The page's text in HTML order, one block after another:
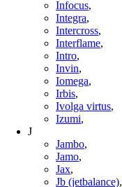
Infocus,
Integra,
Intercross,
Interflame,
Intro,
Invin,
Iomega,
Irbis,
Ivolga virtus,
Izumi,
J
Jambo,
Jamo,
Jax,
Jb (jetbalance),